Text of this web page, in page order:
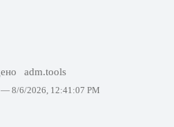
adm.tools
— 8/6/2026, 12:41:07 PM